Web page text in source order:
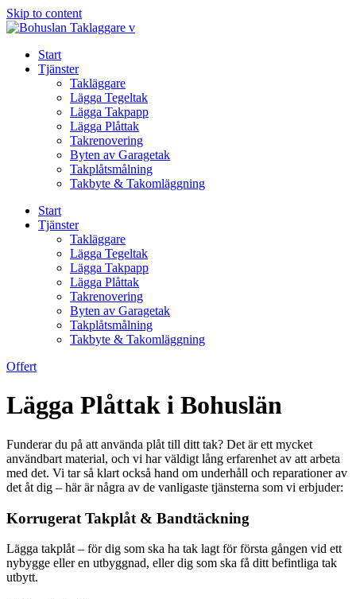
Skip to content
Start
Tjänster
Takläggare
Lägga Tegeltak
Lägga Takpapp
Lägga Plåttak
Takrenovering
Byten av Garagetak
Takplåtsmålning
Takbyte & Takomläggning
Start
Tjänster
Takläggare
Lägga Tegeltak
Lägga Takpapp
Lägga Plåttak
Takrenovering
Byten av Garagetak
Takplåtsmålning
Takbyte & Takomläggning
Offert
Lägga Plåttak i Bohuslän
Funderar du på att använda plåt till ditt tak? Det är ett mycket
användbart material, och vi har väldigt lång erfarenhet av att arbeta
med det. Vi tar så klart också hand om underhåll och reparationer av
det åt dig – här är några av de vanligaste tjänsterna som vi erbjuder:
Korrugerat Takplåt & Bandtäckning
Lägga takplåt – för dig som ska ha tak lagt för första gången vid ett
nybygge eller en utbyggnad, eller dig som ska få ditt befintliga tak
utbytt.